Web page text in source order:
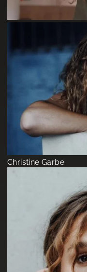
Christine Garbe